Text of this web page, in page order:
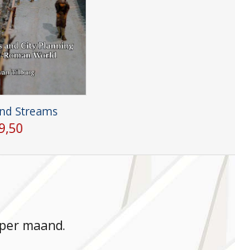
Streams
,50
maand.